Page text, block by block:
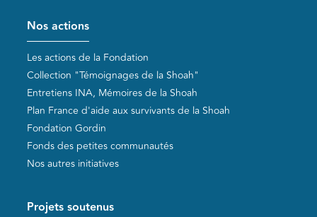
Pied de page
Nos actions
Les actions de la Fondation
Collection "Témoignages de la Shoah"
Entretiens INA, Mémoires de la Shoah
Plan France d'aide aux survivants de la Shoah
Fondation Gordin
Fonds des petites communautés
Nos autres initiatives
Projets soutenus